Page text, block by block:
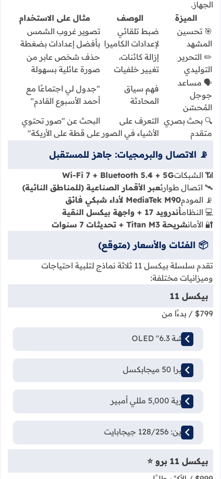
الجهاز.
الميزة
الوصف
مثال على الاستخدام
🎯 تحسين
المشهد
ضبط تلقائي
لإعدادات الكاميرا
تصوير غروب الشمس
بأفضل إعدادات بضغطة
✏️ التحرير
التوليدي
إزالة كائنات،
تغيير خلفيات
حذف شخص عابر من
صورة عائلية بسهولة
🗣️ مساعد
جوجل
المُحسّن
فهم سياق
المحادثة
"جدول لي اجتماعًا مع
أحمد الأسبوع القادم"
🔍 بحث بصري
متقدم
التعرف على
الأشياء في الصور
البحث عن "صور تحتوي
على قطة على الأريكة"
📡 الاتصال والبرمجيات: جاهز للمستقبل
📶 الشبكاتWi-Fi 7 + Bluetooth 5.4 + 5G
🛰️ اتصال طوارئعبر الأقمار الصناعية (للمناطق النائية)
📡 المودمMediaTek M90 لأداء شبكي فائق
💻 النظامأندرويد 17 + واجهة بيكسل النقية
🔐 الأمانشريحة Titan M3 + تحديثات 7 سنوات
📦 الفئات والأسعار (متوقع)
تقدم سلسلة بيكسل 11 ثلاثة نماذج لتلبية احتياجات
وميزانيات مختلفة:
بيكسل 11
$799 / بدءًا من
شاشة 6.3" OLED
كاميرا 50 ميجابكسل
بطارية 5,000 مللي أمبير
تخزين: 128/256 جيجابايت
بيكسل 11 برو ⭐